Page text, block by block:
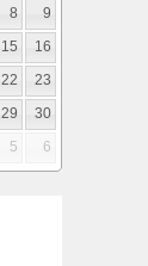
8
9
15
16
22
23
29
30
5 6